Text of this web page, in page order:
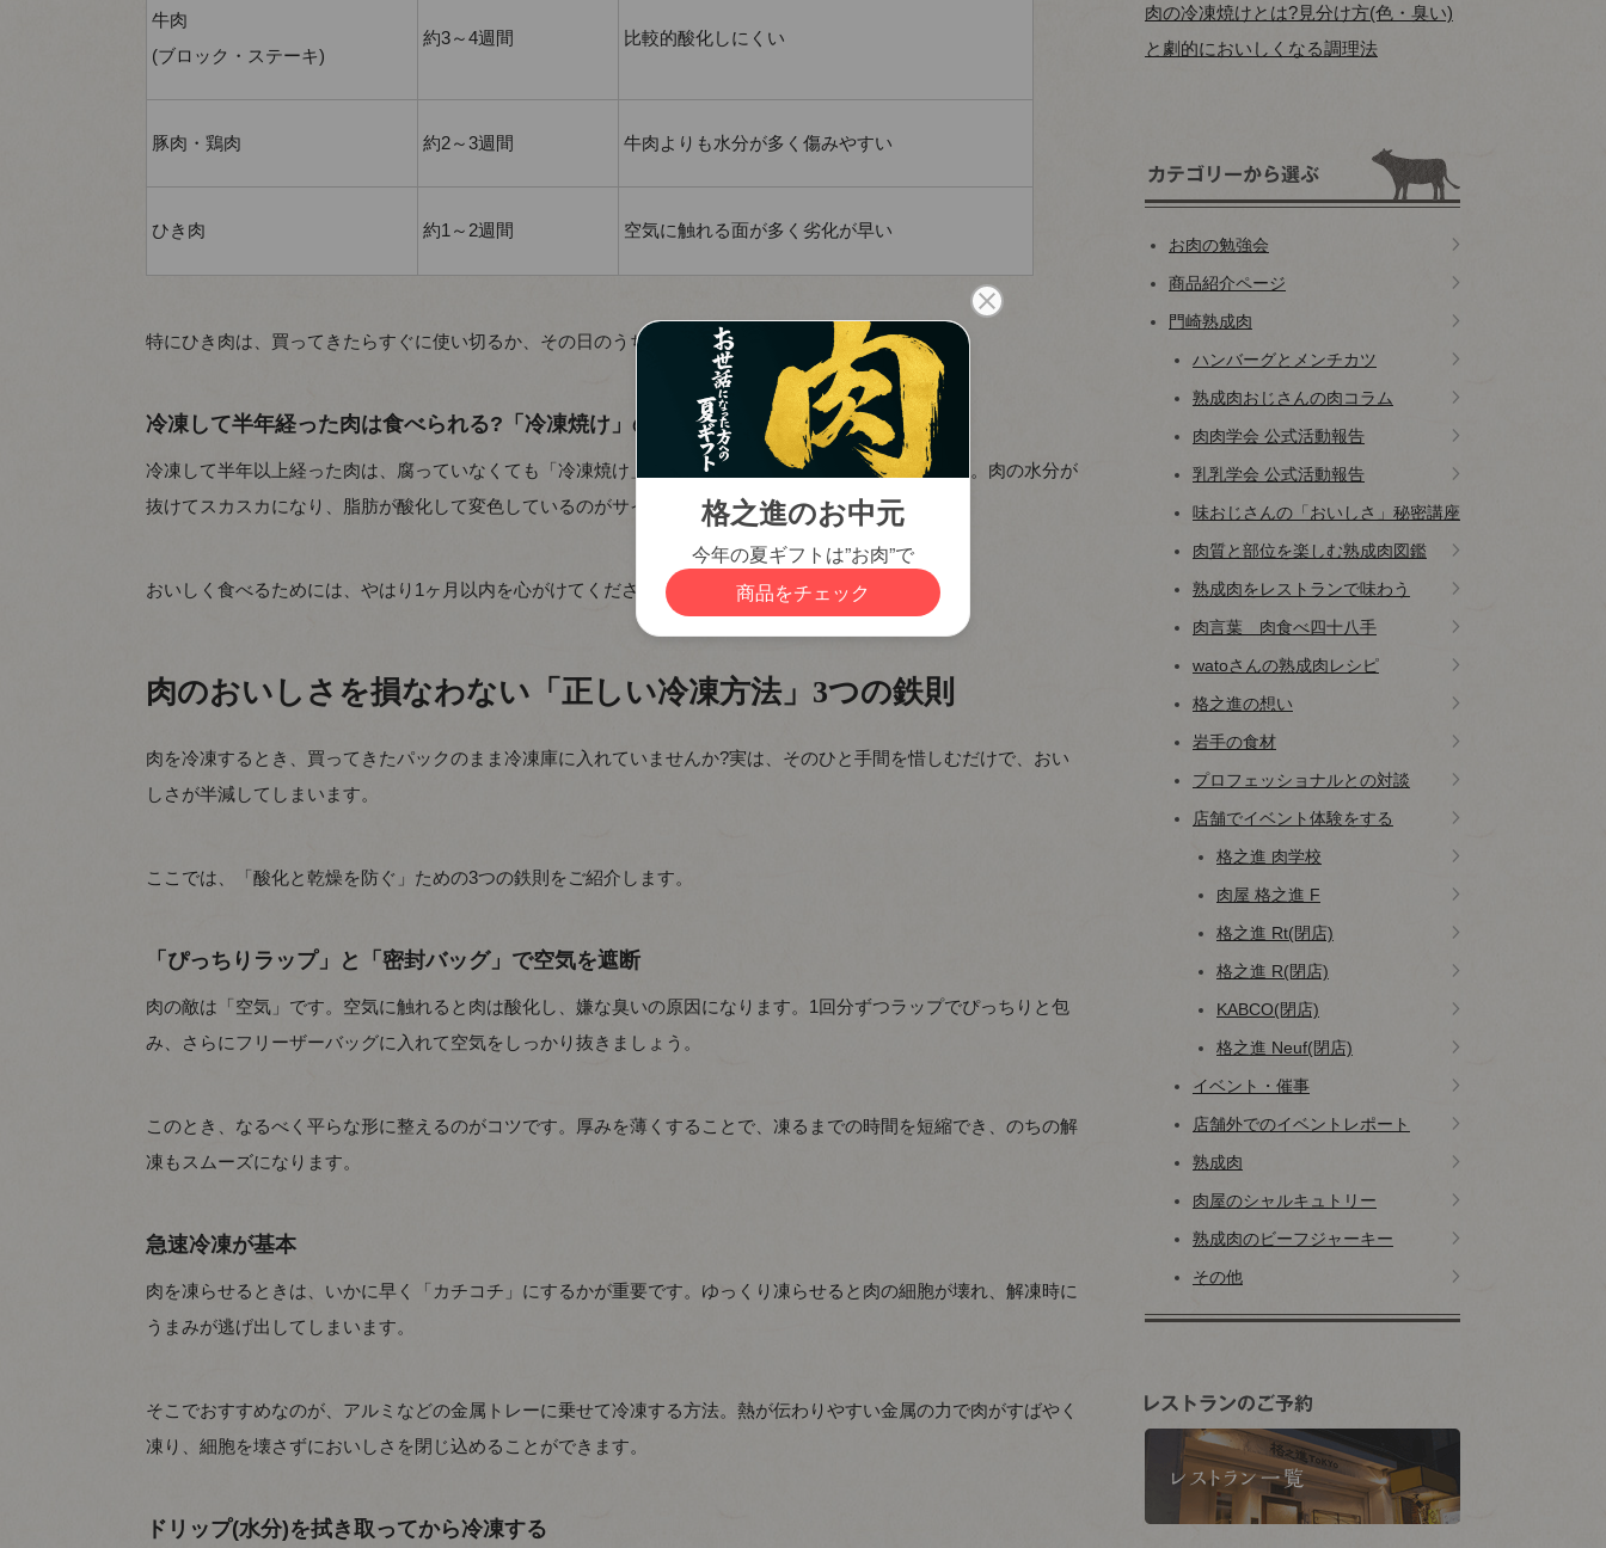
牛肉
(ブロック・ステーキ)
約3～4週間 比較的酸化しにくい
豚肉・鶏肉 約2～3週間 牛肉よりも水分が多く傷みやすい
ひき肉 約1～2週間 空気に触れる面が多く劣化が早い
特にひき肉は、買ってきたらすぐに使い切るか、その日のうちに冷凍するのが鉄則です。
冷凍して半年経った肉は食べられる?「冷凍焼け」のサイン
冷凍して半年以上経った肉は、腐っていなくても「冷凍焼け」という状態になり、おいしくありません。肉の水分が
抜けてスカスカになり、脂肪が酸化して変色しているのがサインです。
おいしく食べるためには、やはり1ヶ月以内を心がけてください。
肉のおいしさを損なわない「正しい冷凍方法」3つの鉄則
肉を冷凍するとき、買ってきたパックのまま冷凍庫に入れていませんか?実は、そのひと手間を惜しむだけで、おい
しさが半減してしまいます。
ここでは、「酸化と乾燥を防ぐ」ための3つの鉄則をご紹介します。
「ぴっちりラップ」と「密封バッグ」で空気を遮断
肉の敵は「空気」です。空気に触れると肉は酸化し、嫌な臭いの原因になります。1回分ずつラップでぴっちりと包
み、さらにフリーザーバッグに入れて空気をしっかり抜きましょう。
このとき、なるべく平らな形に整えるのがコツです。厚みを薄くすることで、凍るまでの時間を短縮でき、のちの解
凍もスムーズになります。
急速冷凍が基本
肉を凍らせるときは、いかに早く「カチコチ」にするかが重要です。ゆっくり凍らせると肉の細胞が壊れ、解凍時に
うまみが逃げ出してしまいます。
そこでおすすめなのが、アルミなどの金属トレーに乗せて冷凍する方法。熱が伝わりやすい金属の力で肉がすばやく
凍り、細胞を壊さずにおいしさを閉じ込めることができます。
ドリップ(水分)を拭き取ってから冷凍する
肉の冷凍焼けとは?見分け方(色・臭い)
と劇的においしくなる調理法
お肉の勉強会
商品紹介ページ
門崎熟成肉
ハンバーグとメンチカツ
熟成肉おじさんの肉コラム
肉肉学会 公式活動報告
乳乳学会 公式活動報告
味おじさんの「おいしさ」秘密講座
肉質と部位を楽しむ熟成肉図鑑
熟成肉をレストランで味わう
肉言葉 肉食べ四十八手
watoさんの熟成肉レシピ
格之進の想い
岩手の食材
プロフェッショナルとの対談
店舗でイベント体験をする
格之進 肉学校
肉屋 格之進 F
格之進 Rt(閉店)
格之進 R(閉店)
KABCO(閉店)
格之進 Neuf(閉店)
イベント・催事
店舗外でのイベントレポート
熟成肉
肉屋のシャルキュトリー
熟成肉のビーフジャーキー
その他